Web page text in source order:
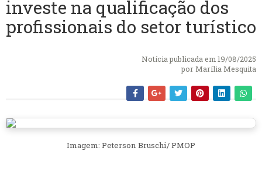
investe na qualificação dos
profissionais do setor turístico
Notícia publicada em 19/08/2025
por Marília Mesquita
Imagem: Peterson Bruschi/ PMOP